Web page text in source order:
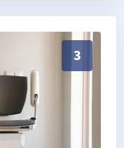
3
zertifizierte